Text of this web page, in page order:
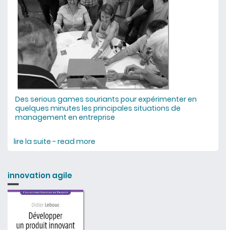
Des serious games souriants pour expérimenter en
quelques minutes les principales situations de
management en entreprise
lire la suite - read more
innovation agile